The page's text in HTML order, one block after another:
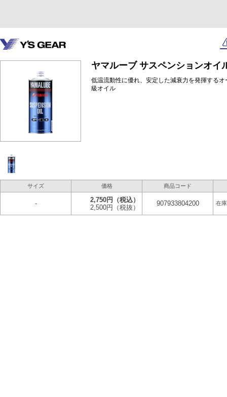
ヤマルーブ サスペンションオイ
低温流動性に優れ、安定した減衰力を発揮する
級オイル
サイズ 価格 商品コード
- 2,750円
（税込）
2,500円
（税抜）
907933804200 在